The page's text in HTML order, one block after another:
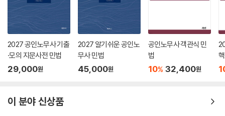
2027 공인노무사 기출
·모의 지문사전 민법
29,000원
2027 알기쉬운 공인노
무사 민법
45,000원
공인노무사 객관식 민
법
10% 32,400원
이 분야 신상품